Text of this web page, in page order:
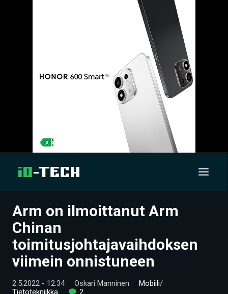
UUTISET
ARTIKKELIT
VIDEOT
TECHBBS
Arm on ilmoittanut Arm
Chinan
toimitusjohtajavaihdoksen
viimein onnistuneen
2.5.2022 - 12:34 Oskari Manninen Mobiili/
Tietotekniikka
2